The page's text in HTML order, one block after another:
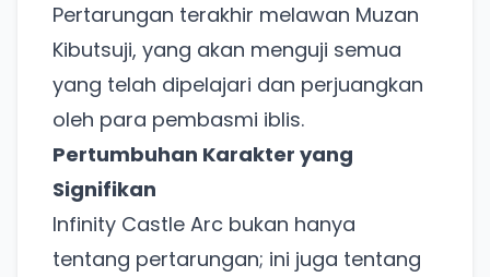
Pertarungan terakhir melawan Muzan
Kibutsuji, yang akan menguji semua
yang telah dipelajari dan perjuangkan
oleh para pembasmi iblis.
Pertumbuhan Karakter yang
Signifikan
Infinity Castle Arc bukan hanya
tentang pertarungan; ini juga tentang